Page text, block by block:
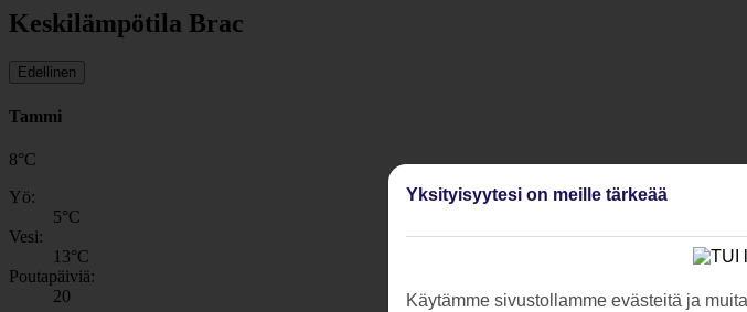
Keskilämpötila Brac
Edellinen
Tammi
8°C
Yö:
5°C
Vesi:
13°C
Poutapäiviä:
20
Yksityisyytesi on meille tärkeää
Käytämme sivustollamme evästeitä ja